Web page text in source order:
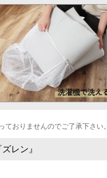
おりませんのでご了承下さい。
レン』